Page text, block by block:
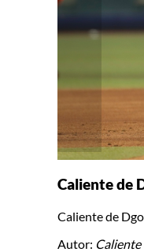
Caliente de
Caliente de
Autor: Caliente